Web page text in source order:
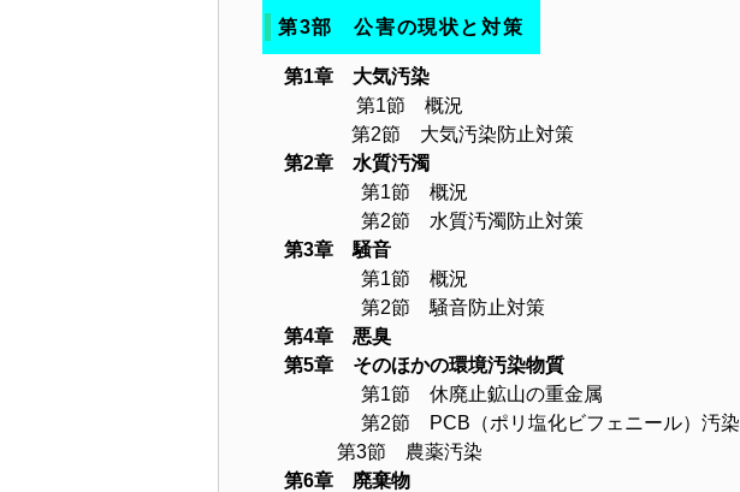
第3部 公害の現状と対策
第1章 大気汚染
第1節 概況
第2節 大気汚染防止対策
第2章 水質汚濁
第1節 概況
第2節 水質汚濁防止対策
第3章 騒音
第1節 概況
第2節 騒音防止対策
第4章 悪臭
第5章 そのほかの環境汚染物質
第1節 休廃止鉱山の重金属
第2節 PCB（ポリ塩化ビフェニール）汚染
第3節 農薬汚染
第6章 廃棄物